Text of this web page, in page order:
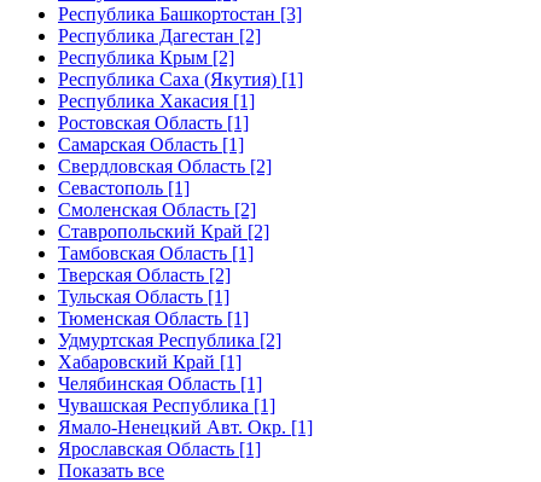
Республика Башкортостан [3]
Республика Дагестан [2]
Республика Крым [2]
Республика Саха (Якутия) [1]
Республика Хакасия [1]
Ростовская Область [1]
Самарская Область [1]
Свердловская Область [2]
Севастополь [1]
Смоленская Область [2]
Ставропольский Край [2]
Тамбовская Область [1]
Тверская Область [2]
Тульская Область [1]
Тюменская Область [1]
Удмуртская Республика [2]
Хабаровский Край [1]
Челябинская Область [1]
Чувашская Республика [1]
Ямало-Ненецкий Авт. Окр. [1]
Ярославская Область [1]
Показать все